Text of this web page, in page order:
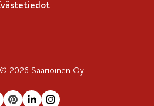
2026 Saarioinen Oy